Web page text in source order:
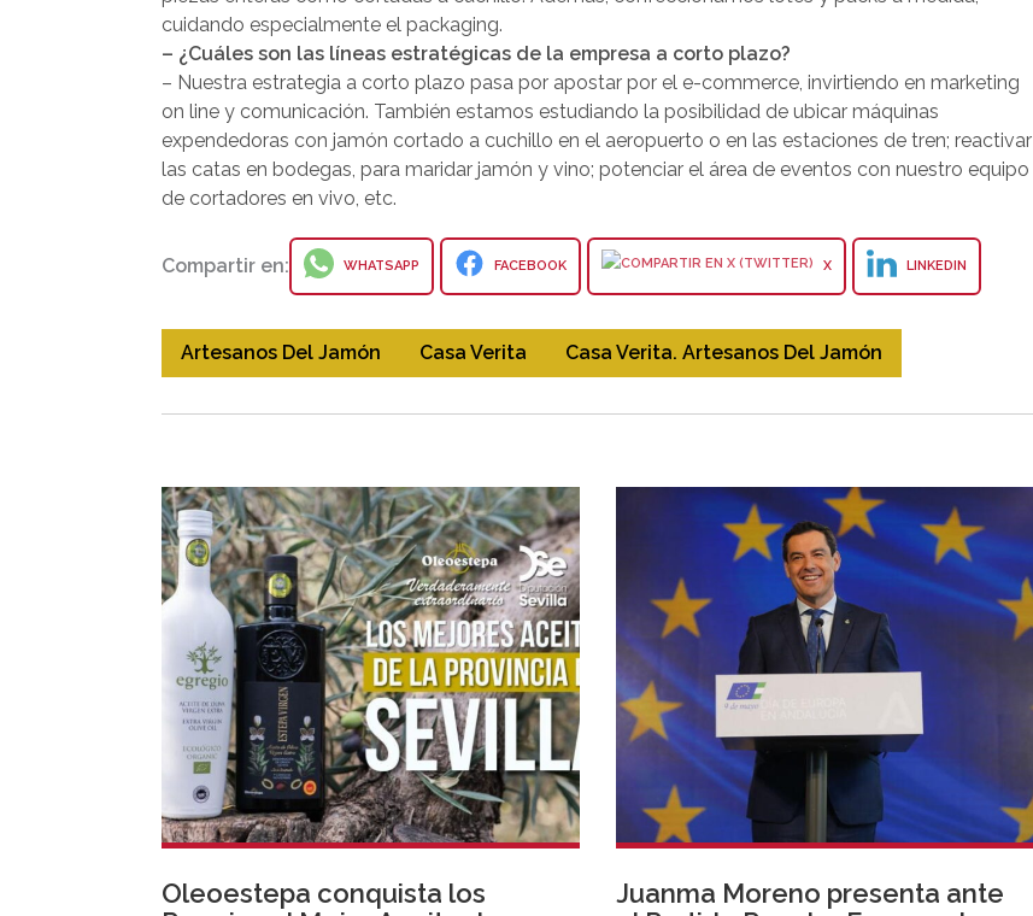
cuidando especialmente el packaging.
– ¿Cuáles son las líneas estratégicas de la empresa a corto plazo?
– Nuestra estrategia a corto plazo pasa por apostar por el e-commerce, invirtiendo en marketing
on line y comunicación. También estamos estudiando la posibilidad de ubicar máquinas
expendedoras con jamón cortado a cuchillo en el aeropuerto o en las estaciones de tren; reactivar
las catas en bodegas, para maridar jamón y vino; potenciar el área de eventos con nuestro equipo
de cortadores en vivo, etc.
Compartir en: WHATSAPP FACEBOOK X LINKEDIN
Artesanos Del Jamón Casa Verita Casa Verita. Artesanos Del Jamón
Oleoestepa conquista los
Juanma Moreno presenta ante